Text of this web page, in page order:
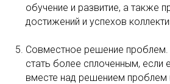
обучение и развитие, а также
достижений и успехов
Совместное решение
стать более сплоченным, если
вместе над решением проблем